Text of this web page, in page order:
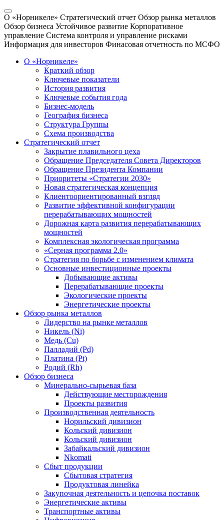
О «Норникеле» Стратегический отчет Обзор рынка металлов
Обзор бизнеса Устойчивое развитие Корпоративное
управление Система контроля и управление рисками
Информация для инвесторов Финасовая отчетность по МСФО
О «Норникеле»
Краткий обзор
Ключевые показатели
История развития
Ключевые события года
Бизнес-модель
География бизнеса
Структура Группы
Схема производства
Стратегический отчет
Закрытие плавильного цеха
Обращение Председателя Совета Директоров
Обращение Президента Компании
Приоритеты «Стратегии 2030»
Новая стратегическая концепция
Клиентоориентированный взгляд
Развитие эффективной конфигурации
перерабатывающих мощностей
Дорожная карта развития перерабатывающих
мощностей
Комплексная экологическая программа
«Серная программа 2.0»
Стратегия по борьбе с изменением климата
Основные инвестиционные проекты
Добывающие активы
Перерабатывающие проекты
Экологические проекты
Энергетические проекты
Обзор рынка металлов
Лидерство на рынке металлов
Никель (Ni)
Медь (Cu)
Палладий (Pd)
Платина (Pt)
Родий (Rh)
Обзор бизнеса
Минерально-сырьевая база
Действующие месторождения
Проекты развития
Производственная деятельность
Норильский дивизион
Кольский дивизион
Кольский дивизион
Забайкальский дивизион
Nkomati
Сбыт продукции
Сбытовая стратегия
Продуктовая линейка
Закупочная деятельность и цепочка поставок
Энергетические активы
Транспортные активы